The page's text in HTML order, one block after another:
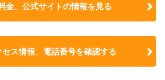
金、公式サイトの情報を見る
ス情報、電話番号を確認する